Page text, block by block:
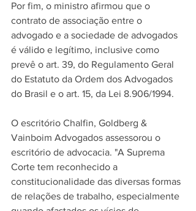
Por fim, o ministro afirmou que o
contrato de associação entre o
advogado e a sociedade de advogados
é válido e legítimo, inclusive como
prevê o art. 39, do Regulamento Geral
do Estatuto da Ordem dos Advogados
do Brasil e o art. 15, da Lei 8.906/1994.
O escritório Chalfin, Goldberg &
Vainboim Advogados assessorou o
escritório de advocacia. "A Suprema
Corte tem reconhecido a
constitucionalidade das diversas formas
de relações de trabalho, especialmente